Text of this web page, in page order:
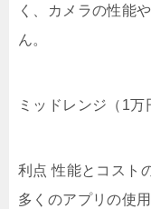
く、カメラの性能
ん。
ミッドレンジ（1万
利点 性能とコスト
多くのアプリの使